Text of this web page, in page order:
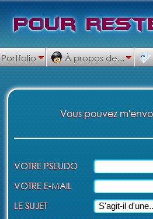
Pour rest
Portfolio À propos de...
Vous pouvez
VOTRE PSEUDO
VOTRE E-MAIL
LE SUJET